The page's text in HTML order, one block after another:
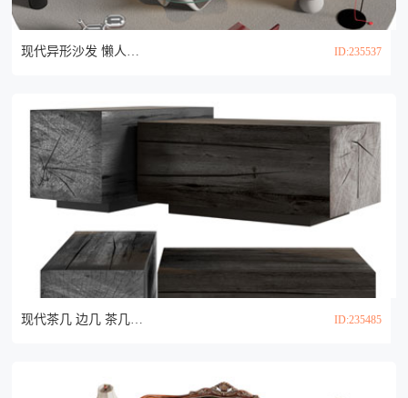
现代异形沙发 懒人沙发和茶几组合3d模型 ID:235537
现代茶几 边几 茶几组合3d模型 ID:235485